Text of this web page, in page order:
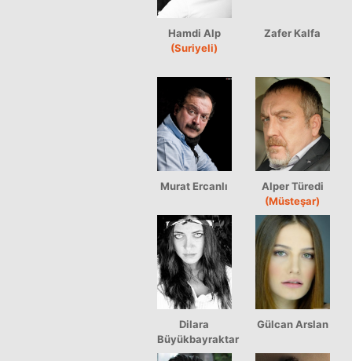
Hamdi Alp
(Suriyeli)
Zafer Kalfa
Murat Ercanlı
Alper Türedi
(Müsteşar)
Dilara
Büyükbayraktar
Gülcan Arslan